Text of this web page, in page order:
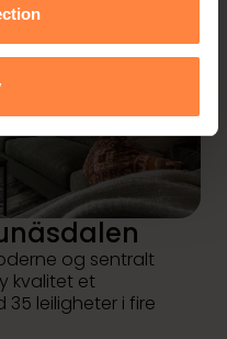
og sentralt
kvalitet et
35 leiligheter i fire